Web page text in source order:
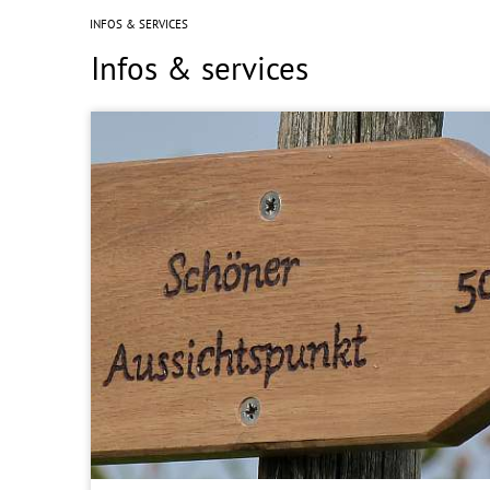
INFOS & SERVICES
Infos & services